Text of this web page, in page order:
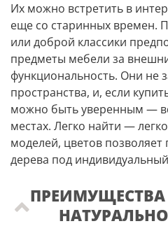
Их можно встретить в
еще со старинных времен.
или доброй классики
предметы мебели за
функциональность. Они не
пространства, и, если
можно быть уверенным —
местах. Легко найти —
моделей, цветов
дерева под